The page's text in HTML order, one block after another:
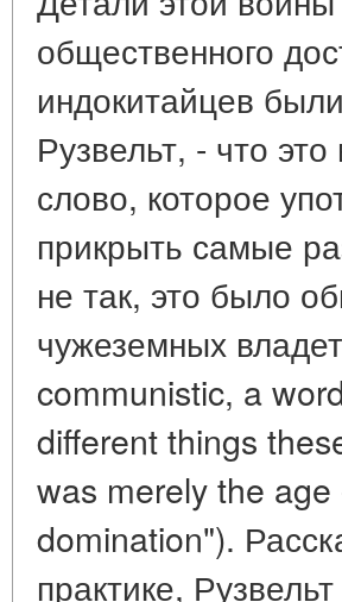
общественного
индокитайцев
Рузвельт, - что
слово, которое
прикрыть самые
не так, это было
чужеземных
communistic, a
different things
was merely the
domination").
практике,